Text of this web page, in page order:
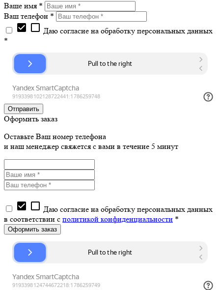
Ваше имя *
Ваш телефон *
check_box check_box_outline_blank Даю согласие на обработку персональных данных
*
Оформить заказ
Оставьте Ваш номер телефона
и наш менеджер свяжется с вами в течение 5 минут
check_box check_box_outline_blank Даю согласие на обработку персональных данных
в соответствии с политикой конфиденциальности *